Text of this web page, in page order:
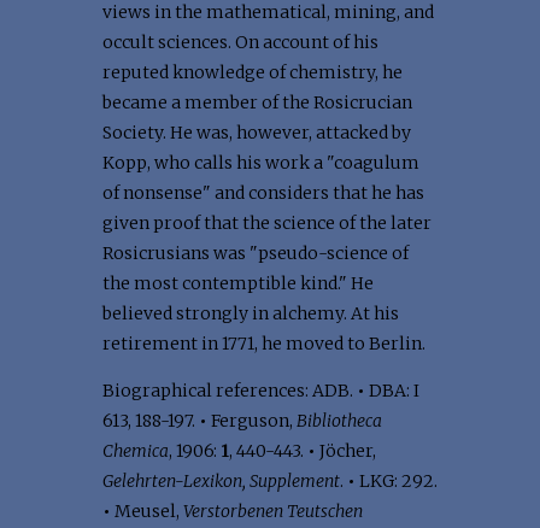
views in the mathematical, mining, and
occult sciences. On account of his
reputed knowledge of chemistry, he
became a member of the Rosicrucian
Society. He was, however, attacked by
Kopp, who calls his work a "coagulum
of nonsense" and considers that he has
given proof that the science of the later
Rosicrusians was "pseudo-science of
the most contemptible kind." He
believed strongly in alchemy. At his
retirement in 1771, he moved to Berlin.
Biographical references: ADB. • DBA: I
613, 188-197. • Ferguson, Bibliotheca
Chemica, 1906: 1, 440-443. • Jöcher,
Gelehrten-Lexikon, Supplement. • LKG: 292.
• Meusel, Verstorbenen Teutschen